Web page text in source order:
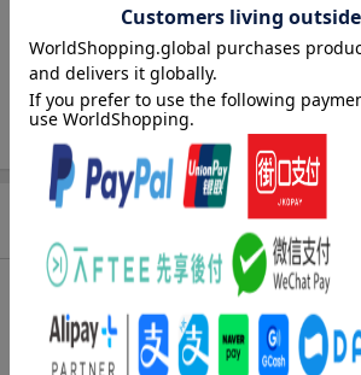
ノース・スターズ・
発行形態 コミック
ISBN
内容紹介（JPROより）
ラミア、ハーピー、ケンタウロス、スライム
クネ、デュラハン……可愛いモンスター娘た